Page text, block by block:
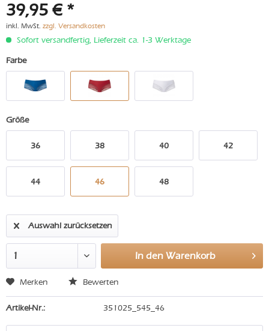
39,95 € *
inkl. MwSt. zzgl. Versandkosten
Sofort versandfertig, Lieferzeit ca. 1-3 Werktage
Farbe
Größe
36 38 40 42
44 46 48
Auswahl zurücksetzen
In den Warenkorb
Merken Bewerten
Artikel-Nr.: 351025_545_46